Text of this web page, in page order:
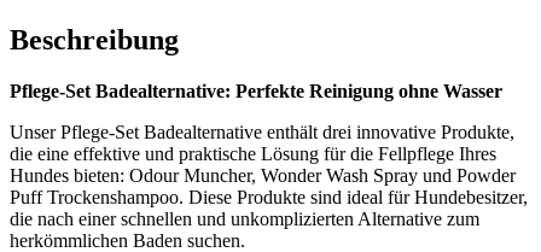
Beschreibung
Pflege-Set Badealternative: Perfekte Reinigung ohne Wasser
Unser Pflege-Set Badealternative enthält drei innovative Produkte,
die eine effektive und praktische Lösung für die Fellpflege Ihres
Hundes bieten: Odour Muncher, Wonder Wash Spray und Powder
Puff Trockenshampoo. Diese Produkte sind ideal für Hundebesitzer,
die nach einer schnellen und unkomplizierten Alternative zum
herkömmlichen Baden suchen.